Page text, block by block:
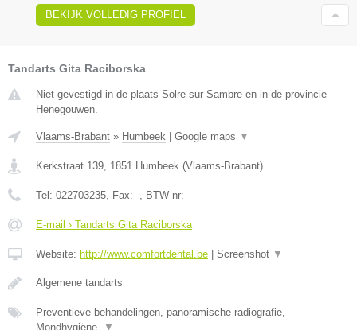
BEKIJK VOLLEDIG PROFIEL
Tandarts Gita Raciborska
Niet gevestigd in de plaats Solre sur Sambre en in de provincie
Henegouwen.
Vlaams-Brabant » Humbeek Google maps ▼
Kerkstraat 139 1851 Humbeek (Vlaams-Brabant)
Tel: 022703235 , Fax: - , BTW-nr: -
E-mail › Tandarts Gita Raciborska
Website: http://www.comfortdental.be Screenshot ▼
Algemene tandarts
Preventieve behandelingen, panoramische radiografie,
Mondhygiëne,
▼